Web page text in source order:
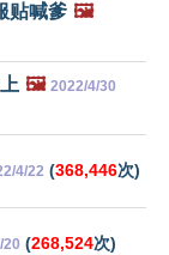
贴喊爹 🖼️
🖼️ 2022/4/30
4/22 (368,446次)
20 (268,524次)